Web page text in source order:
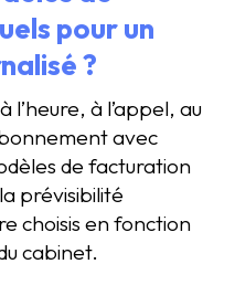
pour un
?
à l’appel, au
avec
de facturation
prévisibilité
choisis en fonction
cabinet.